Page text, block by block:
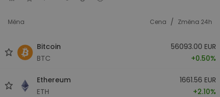
Měna Cena / Změna 24h
Bitcoin
BTC
56093.00 EUR
+0.50%
Ethereum
ETH
1661.56 EUR
+2.10%